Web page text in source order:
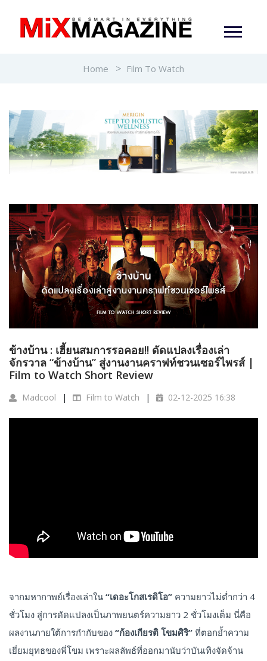
Home Film To Watch
ข้างบ้าน : เฮี้ยนสมการรอคอย!! ดัดแปลงเรื่องเล่า
จักรวาล “ข้างบ้าน” สู่งานงานคราฟท์ชวนเซอร์ไพรส์ |
Film to Watch Short Review
Madcool Film to Watch 02-12-2025 16:38
จากมหากาพย์เรื่องเล่าใน “เดอะโกสเรดิโอ” ความยาวไม่ต่ำกว่า 4
ชั่วโมง สู่การดัดแปลงเป็นภาพยนตร์ความยาว 2 ชั่วโมงเต็ม นี่คือ
ผลงานภายใต้การกำกับของ “ก้องเกียรติ โขมศิริ” ที่ตอกย้ำความ
เยี่ยมยุทธของพี่โขม เพราะผลลัพธ์ที่ออกมานับว่าบันเทิงจัดจ้าน